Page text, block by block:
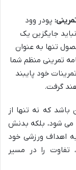
پودر وود
جایگزین یک
تنها به عنوان
تمرینی منظم شما
خود پایبند
گرفت.
باشد که نه تنها از
می شود، بلکه بدنش
اهداف ورزشی خود
را در مسیر